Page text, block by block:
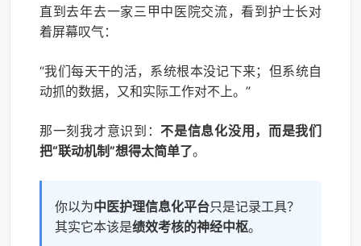
直到去年去一家三甲中医院交流，看到护士长对
着屏幕叹气：
“我们每天干的活，系统根本没记下来；但系统自
动抓的数据，又和实际工作对不上。”
那一刻我才意识到：不是信息化没用，而是我们
把“联动机制”想得太简单了。
你以为中医护理信息化平台只是记录工具？
其实它本该是绩效考核的神经中枢。